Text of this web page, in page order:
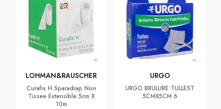
LOHMAN&RAUSCHER
Curafix H Sparadrap Non
Tissee Extensible 5cm X
10m
URGO
URGO BRULURE TULLEST
5CMX5CM 6